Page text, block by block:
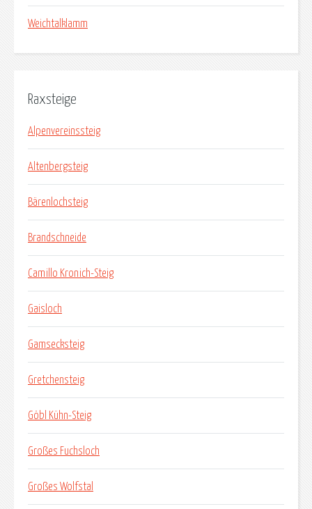
Weichtalklamm
Raxsteige
Alpenvereinssteig
Altenbergsteig
Bärenlochsteig
Brandschneide
Camillo Kronich-Steig
Gaisloch
Gamsecksteig
Gretchensteig
Göbl Kühn-Steig
Großes Fuchsloch
Großes Wolfstal